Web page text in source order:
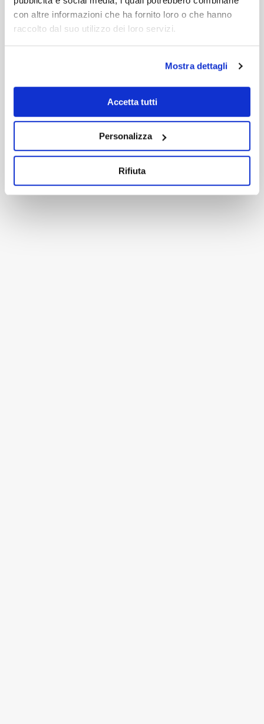
con altre informazioni che ha fornito loro o che hanno
raccolto dal suo utilizzo dei loro servizi.
Mostra dettagli
Accetta tutti
Personalizza
Rifiuta